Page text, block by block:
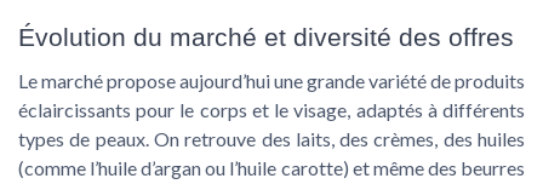
Évolution du marché et diversité des offres
Le marché propose aujourd’hui une grande variété de produits
éclaircissants pour le corps et le visage, adaptés à différents
types de peaux. On retrouve des laits, des crèmes, des huiles
(comme l’huile d’argan ou l’huile carotte) et même des beurres